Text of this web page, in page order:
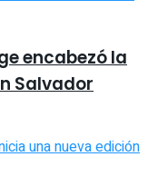
encabezó la
Salvador